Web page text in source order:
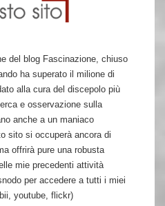
del blog Fascinazione, chiuso
ha superato il milione di
alla cura del discepolo più
e osservazione sulla
anche a un maniaco
sito si occuperà ancora di
offrirà pure una robusta
mie precedenti attività
per accedere a tutti i miei
youtube, flickr)